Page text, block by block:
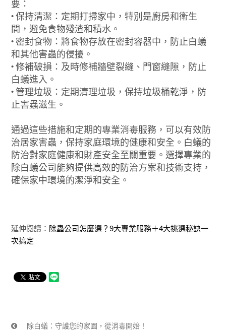
要：
•保持清潔：定期打掃家中，特別是廚房和衛生
間，避免食物殘渣和積水。
• 密封食物：將食物存放在密封容器中，防止白蟻
和其他害蟲的侵擾。
•修補破損：及時修補牆壁裂縫、門窗縫隙，防止
白蟻進入。
• 管理垃圾：定期清理垃圾，保持垃圾桶乾淨，防
止害蟲滋生。
通過這些措施和定期的專業消毒服務，可以有效防
治居家害蟲，保持家庭環境的健康和安全。白蟻的
防治對家庭健康和財產安全至關重要。選擇專業的
除白蟻公司能夠提供高效的防治方案和技術支持，
確保家中環境的潔淨和安全。
延伸閱讀： 除蟲公司怎麼選？9大專業服務＋4大挑選秘訣一
次搞定
除白蟻：守護您的家園，從消毒開始！